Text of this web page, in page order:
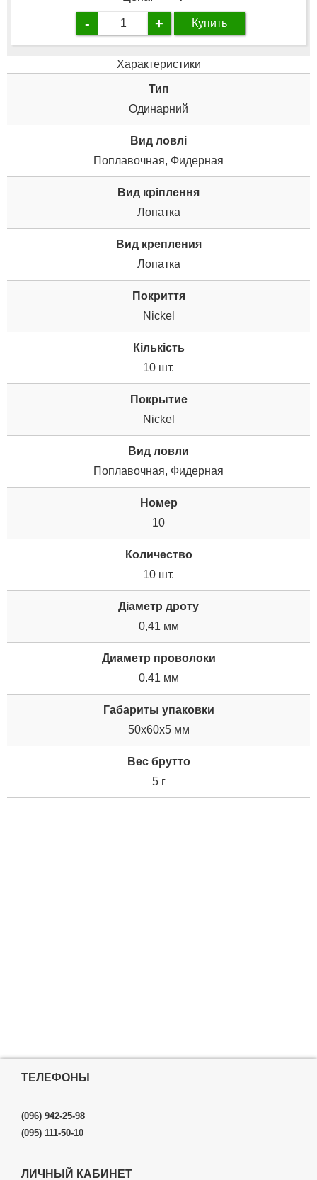
- + Купить
Характеристики
Тип
Одинарний
Вид ловлі
Поплавочная, Фидерная
Вид кріплення
Лопатка
Вид крепления
Лопатка
Покриття
Nickel
Кількість
10 шт.
Покрытие
Nickel
Вид ловли
Поплавочная, Фидерная
Номер
10
Количество
10 шт.
Діаметр дроту
0,41 мм
Диаметр проволоки
0.41 мм
Габариты упаковки
50x60x5 мм
Вес брутто
5 г
ТЕЛЕФОНЫ
(096) 942-25-98
(095) 111-50-10
ЛИЧНЫЙ КАБИНЕТ